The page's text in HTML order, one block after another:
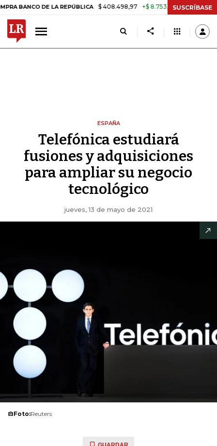
DE LA REPÚBLICA $ 408.498,97 +$ 8.753,81 +2,19% TASA DE
SUSCRÍBASE
ESPAÑA
Telefónica estudiará
fusiones y adquisiciones
para ampliar su negocio
tecnológico
jueves, 13 de mayo de 2021
Foto:Reuters